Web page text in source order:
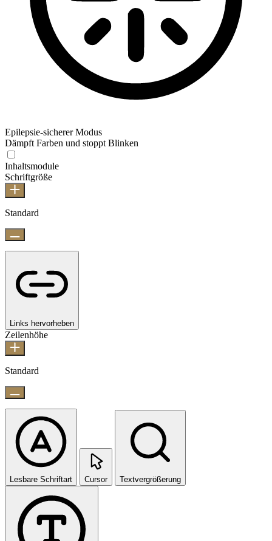
Epilepsie-sicherer Modus
Dämpft Farben und stoppt Blinken
Inhaltsmodule
Schriftgröße
Standard
Links hervorheben
Zeilenhöhe
Standard
Lesbare Schriftart Cursor Textvergrößerung